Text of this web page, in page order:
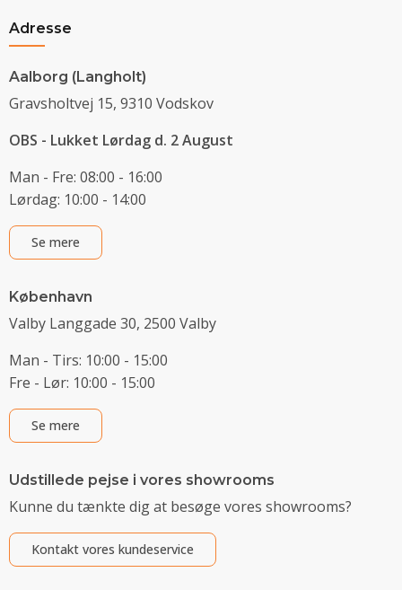
Adresse
Aalborg (Langholt)
Gravsholtvej 15, 9310 Vodskov
OBS - Lukket Lørdag d. 2 August
Man - Fre: 08:00 - 16:00
Lørdag: 10:00 - 14:00
Se mere
København
Valby Langgade 30, 2500 Valby
Man - Tirs: 10:00 - 15:00
Fre - Lør: 10:00 - 15:00
Se mere
Udstillede pejse i vores showrooms
Kunne du tænkte dig at besøge vores showrooms?
Kontakt vores kundeservice